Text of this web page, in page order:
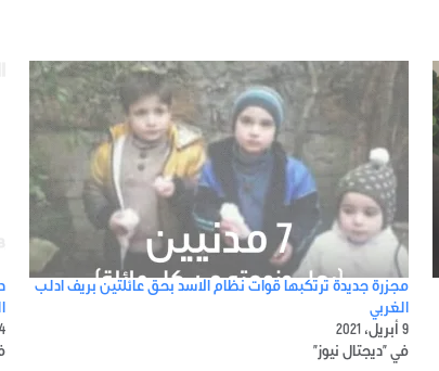
مجزرة جديدة ترتكبها قوات نظام الاسد بحق عائلتين بريف ادلب
الغربي
9 أبريل، 2021
في "ديجتال نيوز"
14